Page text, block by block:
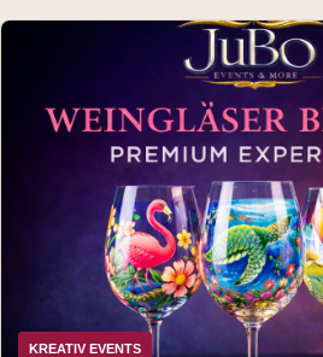
KREATIV EVENTS